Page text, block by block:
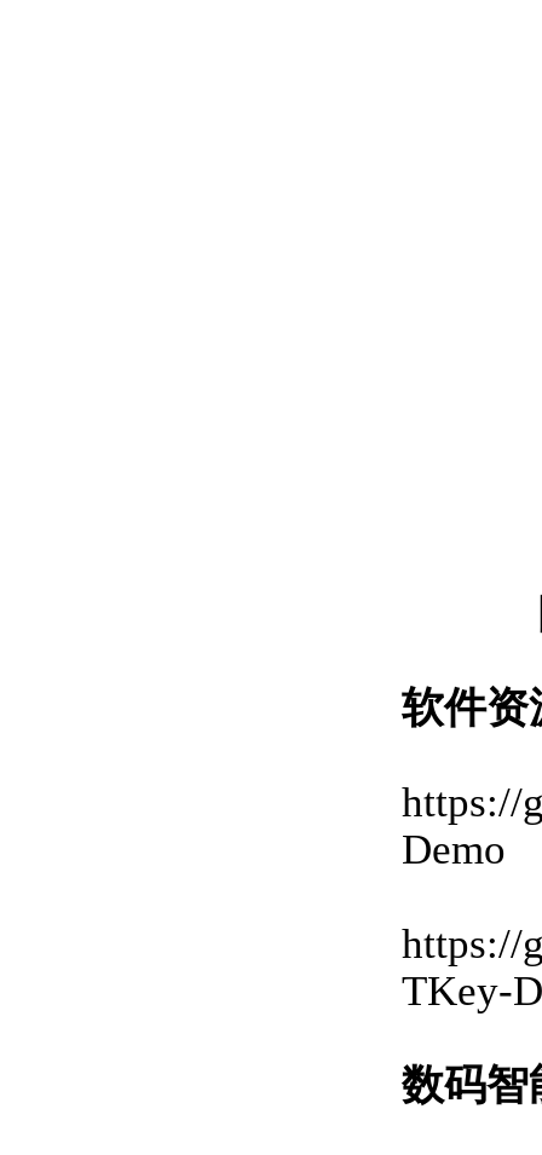
软件资
https://
Demo
https://
TKey-
数码智